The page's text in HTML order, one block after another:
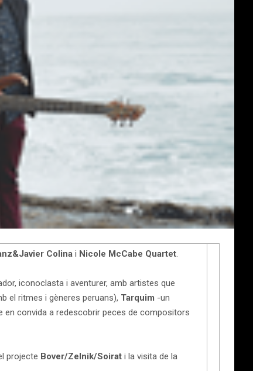
Colina i Nicole McCabe Quartet.
iconoclasta i aventurer, amb artistes que
el ritmes i gèneres peruans), Tarquim -un
en convida a redescobrir peces de compositors
projecte Bover/Zelnik/Soirat i la visita de la